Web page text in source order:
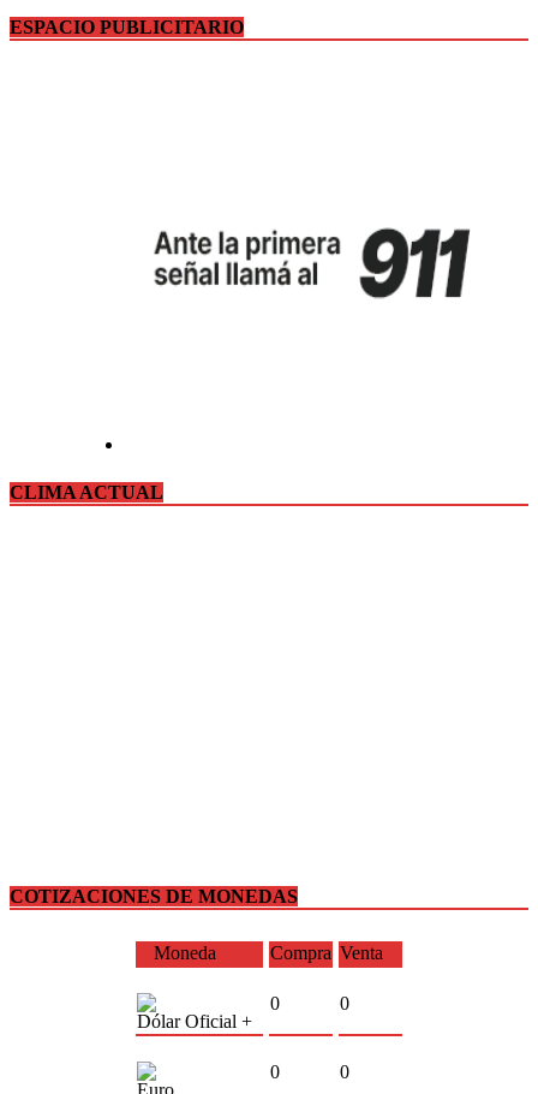
ESPACIO PUBLICITARIO
CLIMA ACTUAL
COTIZACIONES DE MONEDAS
Moneda Compra Venta
Dólar Oficial +
0 0
0 0